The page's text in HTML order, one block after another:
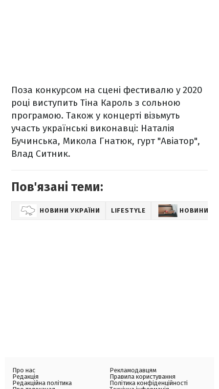
Поза конкурсом на сцені фестивалю у 2020
році виступить Тіна Кароль з сольною
програмою. Також у концерті візьмуть
участь українські виконавці: Наталія
Бучинська, Микола Гнатюк, гурт "Авіатор",
Влад Ситник.
Пов'язані теми:
НОВИНИ УКРАЇНИ LIFESTYLE НОВИНИ
Про нас
Редакція
Редакційна політика
Рекламодавцям
Правила користування
Політика конфіденційності